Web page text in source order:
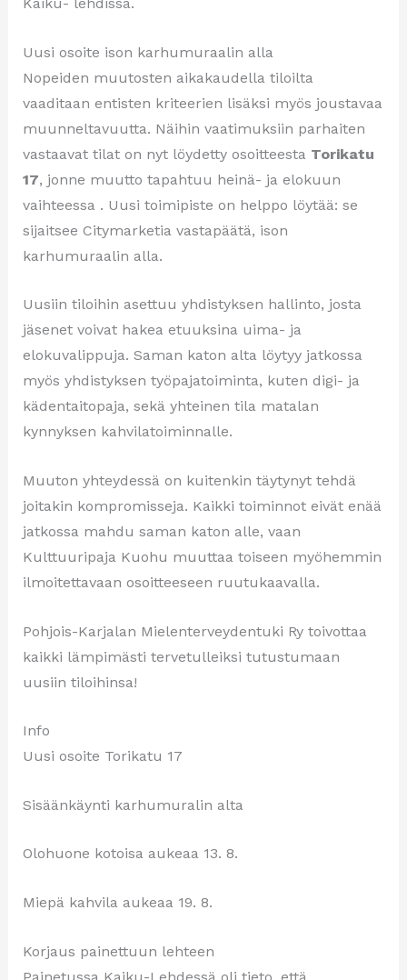
Uusi osoite ison karhumuraalin alla
Nopeiden muutosten aikakaudella tiloilta
vaaditaan entisten kriteerien lisäksi myös joustavaa
muunneltavuutta. Näihin vaatimuksiin parhaiten
vastaavat tilat on nyt löydetty osoitteesta Torikatu
17, jonne muutto tapahtuu heinä- ja elokuun
vaihteessa . Uusi toimipiste on helppo löytää: se
sijaitsee Citymarketia vastapäätä, ison
karhumuraalin alla.
Uusiin tiloihin asettuu yhdistyksen hallinto, josta
jäsenet voivat hakea etuuksina uima- ja
elokuvalippuja. Saman katon alta löytyy jatkossa
myös yhdistyksen työpajatoiminta, kuten digi- ja
kädentaitopaja, sekä yhteinen tila matalan
kynnyksen kahvilatoiminnalle.
Muuton yhteydessä on kuitenkin täytynyt tehdä
joitakin kompromisseja. Kaikki toiminnot eivät enää
jatkossa mahdu saman katon alle, vaan
Kulttuuripaja Kuohu muuttaa toiseen myöhemmin
ilmoitettavaan osoitteeseen ruutukaavalla.
Pohjois-Karjalan Mielenterveydentuki Ry toivottaa
kaikki lämpimästi tervetulleiksi tutustumaan
uusiin tiloihinsa!
Info
Uusi osoite Torikatu 17
Sisäänkäynti karhumuralin alta
Olohuone kotoisa aukeaa 13. 8.
Miepä kahvila aukeaa 19. 8.
Korjaus painettuun lehteen
Painetussa Kaiku-Lehdessä oli tieto, että